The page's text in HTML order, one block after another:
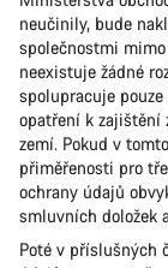
neučinily, bude
společnostmi
neexistuje žádné
spolupracuje
opatření k zajištění
zemí. Pokud v
přiměřenosti pro
ochrany údajů
smluvních doložek
Poté v příslušných